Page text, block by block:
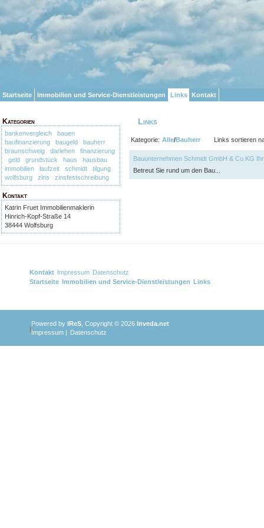
Startseite Immobilien und Service-Dienstleistungen Links Kontakt
Kategorien
bankenvergleich
bauen
baufinanzierung
baugeld
bauherr
braunschweig
darlehen
finanzierung
geld
grundstück haus
hausbau
immobilien
laufzeit schmidt
tilgung
wolfsburg
zins zinsfestschreibung
Kontakt
Katrin Fruet Immobilienmaklerin
Hinrich-Kopf-Straße 14
38444 Wolfsburg
Links
Kategorie: Alle/Bauherr Links sortieren
Bauunternehmen Schmidt GmbH & Co.KG
Betreut Sie rund um den Bau...
Kontakt Impressum Datenschutz
Startseite Immobilien und Service-Dienstleistungen Links
|
Powered by IReS , Copyright © 2026 Inveda.net
Impressum | Datenschutz